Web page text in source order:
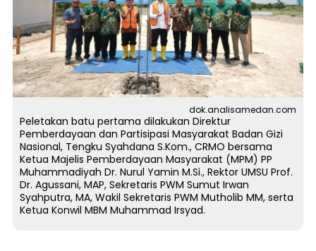
dok.analisamedan.com
Peletakan batu pertama dilakukan Direktur
Pemberdayaan dan Partisipasi Masyarakat Badan Gizi
Nasional, Tengku Syahdana S.Kom., CRMO bersama
Ketua Majelis Pemberdayaan Masyarakat (MPM) PP
Muhammadiyah Dr. Nurul Yamin M.Si., Rektor UMSU Prof.
Dr. Agussani, MAP, Sekretaris PWM Sumut Irwan
Syahputra, MA, Wakil Sekretaris PWM Mutholib MM, serta
Ketua Konwil MBM Muhammad Irsyad.